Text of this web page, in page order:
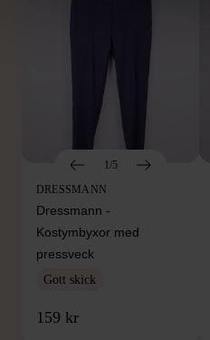
1/5
DRESSMANN
Dressmann -
Kostymbyxor med
pressveck
Gott skick
159 kr